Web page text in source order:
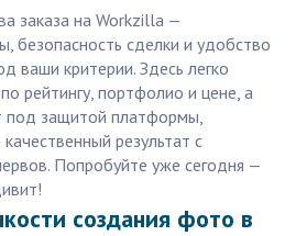
заказа на Workzilla —
безопасность сделки и удобство
ваши критерии. Здесь легко
рейтингу, портфолио и цене, а
под защитой платформы,
результат с
Попробуйте уже сегодня —
создания фото в